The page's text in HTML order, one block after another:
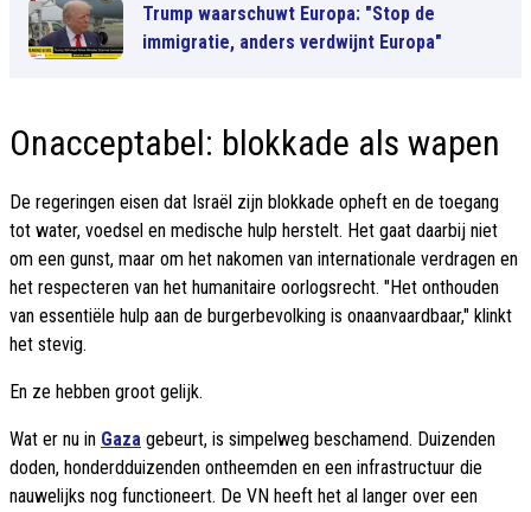
Trump waarschuwt Europa: "Stop de
immigratie, anders verdwijnt Europa"
Onacceptabel: blokkade als wapen
De regeringen eisen dat Israël zijn blokkade opheft en de toegang
tot water, voedsel en medische hulp herstelt. Het gaat daarbij niet
om een gunst, maar om het nakomen van internationale verdragen en
het respecteren van het humanitaire oorlogsrecht. "Het onthouden
van essentiële hulp aan de burgerbevolking is onaanvaardbaar," klinkt
het stevig.
En ze hebben groot gelijk.
Wat er nu in Gaza gebeurt, is simpelweg beschamend. Duizenden
doden, honderdduizenden ontheemden en een infrastructuur die
nauwelijks nog functioneert. De VN heeft het al langer over een